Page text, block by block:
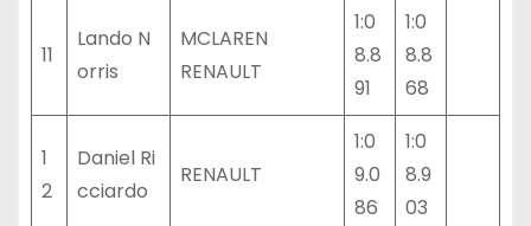
11
Lando N
orris
MCLAREN
RENAULT
1:0
8.8
91
1:0
8.8
68
1
2
Daniel Ri
cciardo
RENAULT
1:0
9.0
86
1:0
8.9
03